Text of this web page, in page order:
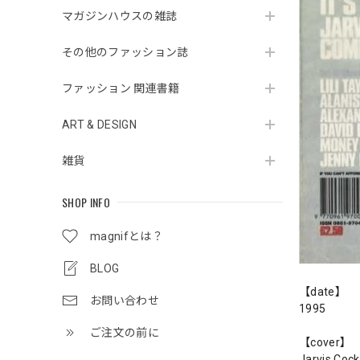
マガジンハウスの雑誌
その他のファッション誌
ファッション 関連書籍
ART & DESIGN
雑貨
SHOP INFO
magnifとは？
BLOG
お問い合わせ
ご注文の前に
【date】
1995
【cover】